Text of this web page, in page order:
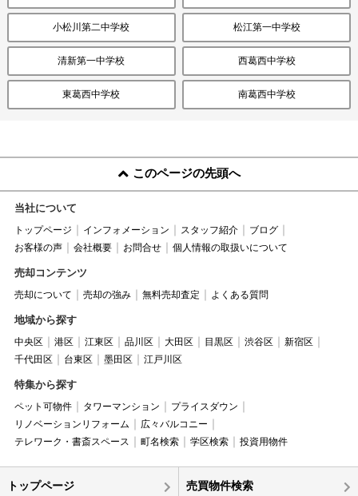
小松川第二中学校 松江第一中学校
清新第一中学校 西葛西中学校
東葛西中学校 南葛西中学校
このページの先頭へ
当社について
トップページ インフォメーション スタッフ紹介
ブログ
お客様の声
会社概要 お問合せ 個人情報の取扱いについて
売却コンテンツ
売却について 売却の強み 無料売却査定 よくある質問
地域から探す
中央区 港区 江東区 品川区 大田区 目黒区 渋谷区
新宿区
千代田区
台東区 墨田区 江戸川区
特集から探す
ペット可物件 タワーマンション
プライスダウン
リノベーションリフォーム
広々バルコニー
テレワーク・書斎スペース
町名検索 学区検索 投資用物件
トップページ 売買物件検索